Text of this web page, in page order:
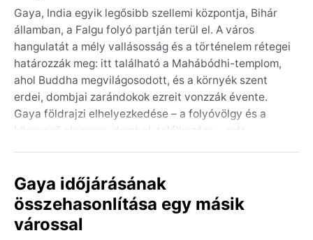
Gaya, India egyik legősibb szellemi központja, Bihár
államban, a Falgu folyó partján terül el. A város
hangulatát a mély vallásosság és a történelem rétegei
határozzák meg: itt található a Mahábódhi-templom,
ahol Buddha megvilágosodott, és a környék szent
erdei, dombjai zarándokok ezreit vonzzák évente.
Gaya földrajzi elhelyezkedése – a folyóvölgy és a
környező alacsony dombok találkozása – már
A város éghajlata a Cwa (nedves szubtrópusi, száraz
tél) besorolásba tartozik. A nyarak forrók és párásak,
a hőmérséklet gyakran eléri a 40 °C-ot, a monszun
Gaya időjárásának
összehasonlítása egy másik
várossal